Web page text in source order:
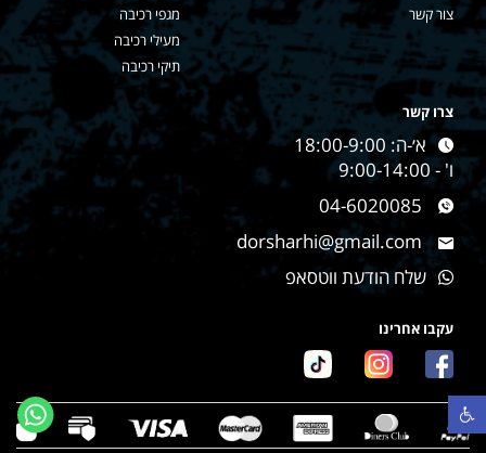
פתח סרגל נגישות
צור קשר
מגפי רכיבה
מעילי רכיבה
תיקי רכיבה
צרו קשר
א׳-ה: 18:00-9:00
ו' - 9:00-14:00
04-6020085
dorsharhi@gmail.com
שלח הודעת ווטסאפ
עקבו אחרינו